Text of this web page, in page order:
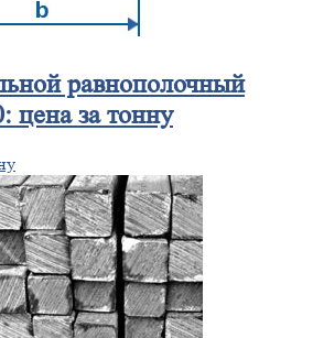
равнополочный
цена за тонну